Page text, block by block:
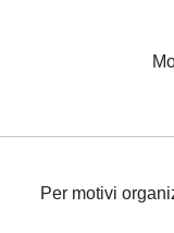
Per motivi